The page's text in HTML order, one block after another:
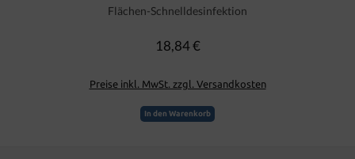
Flächen-Schnelldesinfektion
Regulärer Preis:
18,84 €
Preise inkl. MwSt. zzgl. Versandkosten
In den Warenkorb